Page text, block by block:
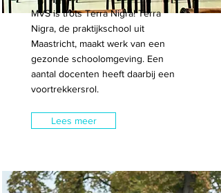
MVS is trots Terra Nigra! Terra
Nigra, de praktijkschool uit
Maastricht, maakt werk van een
gezonde schoolomgeving. Een
aantal docenten heeft daarbij een
voortrekkersrol.
Lees meer